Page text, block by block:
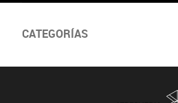
CATEGORÍAS